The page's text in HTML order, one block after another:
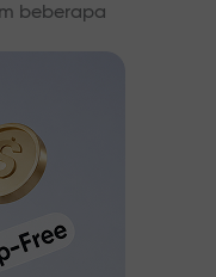
beberapa